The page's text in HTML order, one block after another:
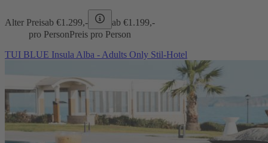
Alter Preisab €1.299,- ab €1.199,-
pro PersonPreis pro Person
TUI BLUE Insula Alba - Adults Only Stil-Hotel